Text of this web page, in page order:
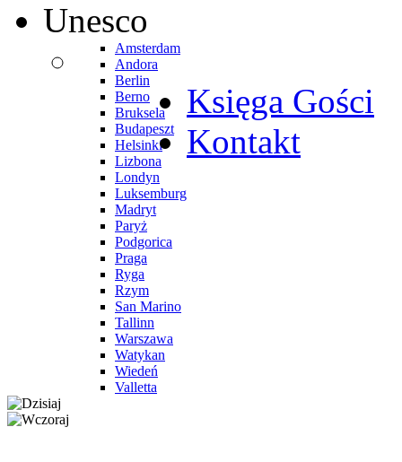
Unesco
Amsterdam
Andora
Berlin
Berno
Bruksela
Budapeszt
Helsinki
Lizbona
Londyn
Luksemburg
Madryt
Paryż
Podgorica
Praga
Ryga
Rzym
San Marino
Tallinn
Warszawa
Watykan
Wiedeń
Valletta
Księga Gości
Kontakt